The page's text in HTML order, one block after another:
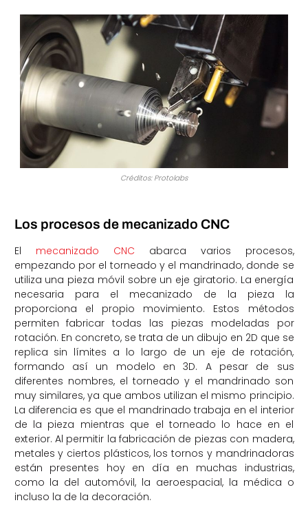
Créditos: Protolabs
Los procesos de mecanizado CNC
El mecanizado CNC abarca varios procesos,
empezando por el torneado y el mandrinado, donde se
utiliza una pieza móvil sobre un eje giratorio. La energía
necesaria para el mecanizado de la pieza la
proporciona el propio movimiento. Estos métodos
permiten fabricar todas las piezas modeladas por
rotación. En concreto, se trata de un dibujo en 2D que se
replica sin límites a lo largo de un eje de rotación,
formando así un modelo en 3D. A pesar de sus
diferentes nombres, el torneado y el mandrinado son
muy similares, ya que ambos utilizan el mismo principio.
La diferencia es que el mandrinado trabaja en el interior
de la pieza mientras que el torneado lo hace en el
exterior. Al permitir la fabricación de piezas con madera,
metales y ciertos plásticos, los tornos y mandrinadoras
están presentes hoy en día en muchas industrias,
como la del automóvil, la aeroespacial, la médica o
incluso la de la decoración.